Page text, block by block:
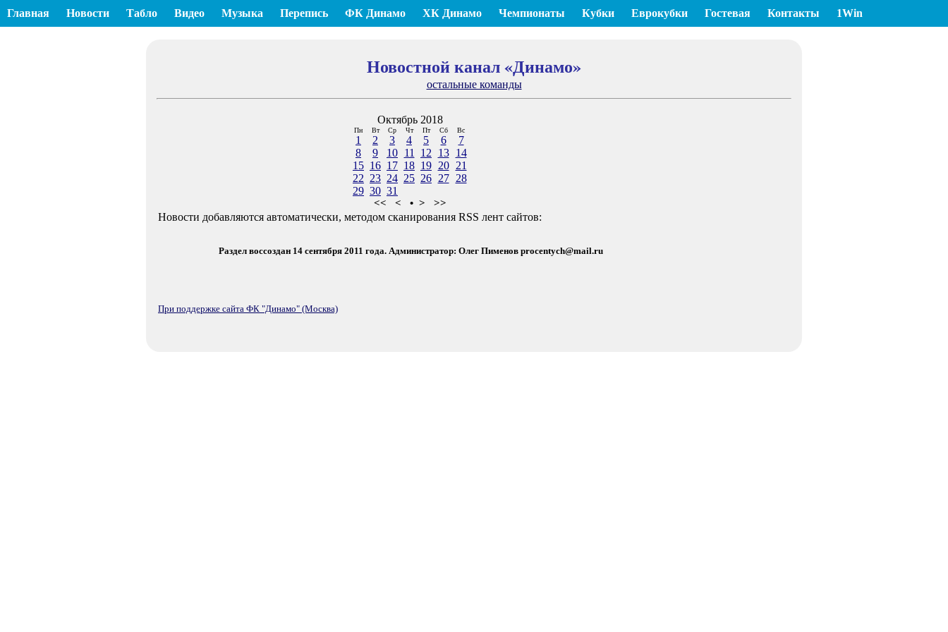
Главная Новости Табло Видео Музыка Перепись ФК Динамо ХК Динамо Чемпионаты Кубки Еврокубки Гостевая Контакты 1Win
Новостной канал «Динамо»
остальные команды
Октябрь 2018
Пн Вт Ср Чт Пт Сб Вс
1 2 3 4 5 6
7
8
9 10 11 12 13
14
15 16 17 18 19 20
21
22 23 24 25 26 27
28
29 30 31
<< < • > >>
Новости добавляются автоматически, методом сканирования RSS лент сайтов:
Раздел воссоздан 14 сентября 2011 года. Администратор: Олег Пименов procentych@mail.ru
При поддержке сайта ФК "Динамо" (Москва)